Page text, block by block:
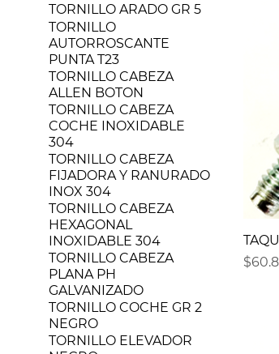
TORNILLO ARADO GR 5
TORNILLO
AUTORROSCANTE
PUNTA T23
TORNILLO CABEZA
ALLEN BOTON
TORNILLO CABEZA
COCHE INOXIDABLE
304
TORNILLO CABEZA
FIJADORA Y RANURADO
INOX 304
TORNILLO CABEZA
HEXAGONAL
INOXIDABLE 304
TORNILLO CABEZA
PLANA PH
GALVANIZADO
TORNILLO COCHE GR 2
NEGRO
TORNILLO ELEVADOR